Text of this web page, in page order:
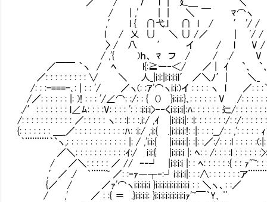
/ | ,' | | ＼ ￣ ﾏ⌒ヽ
,′ l { ∩弋.l ∩ l / ′ '/ /
l / 乂 ∪ ＼ ∪ /／ | '/ /
〉 / 八 ′ イ / l V /
/ ,'{ )ｈ、 ﾏ フ / / ./ V 第３話
／￣￣ ｀ヽ / ﾍ l{:≧ー‐＜/ ／ | ｲ `、 `
／: : : : : : : : : ∨ ＼ 人_|i:i:|i:i:i:il′ ／＼ﾉ′| ＼_ ＼
/: : :-===-､: | : : '/ ／ヽ(: :ｱ'⌒ヽi:i:)イ : : : : ヽ l ／: : :｀
/／: : : : : : |: )! : : : '/∠⌒: :/: : { () }i:i:i:}､: : : : : : V /: : : : : :
./′: : : : : : : l∠ﾑ: : : :V: : : : ': : :i:i:i>‐‐くi:i:i:i|:ﾊ: : : : : : 辷/: : : : : : :
/: : : : : : : : : : : ／: : : : : ヽ: : :l: : :.i:/ ,ｲ |i:i:i:i|: :l: : : : : : :/: :/:
{: : : : : : : ＿_／: : : : : : : : : : :ﾊ: :i:/ ,:i:{ .|i:i:i:i:!: :|: : : :__/: : ,': : : : :
｀¨¨¨¨¨｀`ヽ,: : : : : : : : : : : : : |: / ,'i:i:{ |i:i:i:i:|: :|: :／:/: : :l : : : :
／＼: : : : : : : : : : :ｲ:/ i:i:{ |i:i:i:i |: ﾍ: : /: : : :l : : : : : :>:
/ ／＼: : : : : ／ // ｰ‐┘ |i:i:i:i |: : ﾍ: : : : : :{ : : ｧ''~: :
,′／ ./ ｀¨¨¨~ ／: :ｰｧ―┬‐:┘i:i:i:i|: : :∧: : : : : : :ア
{／ / ／ｧ'⌒ヽi:i:i:i:i }i:i:i:i:i:i:i:i:i:i : : ＼ヽ、:
/ ,' ／ : :{ ＝ .}i:i:i:i: }i:i:i:i:i:i:i:i:iｧ'~￣｀Y､